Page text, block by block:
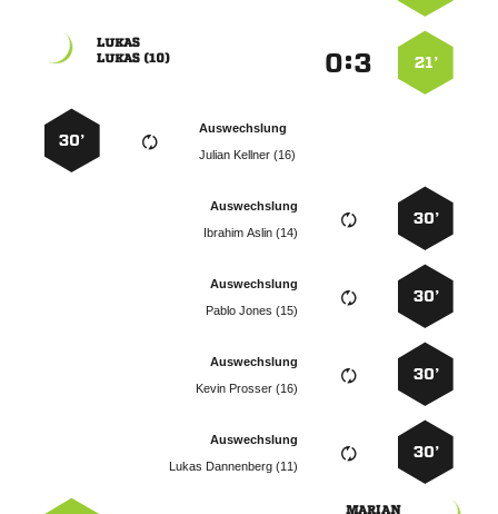
21’
:

 
Auswechslung
  
30’
30’
Auswechslung
  
30’
Auswechslung
  
30’
Auswechslung
  
30’
Auswechslung
  
